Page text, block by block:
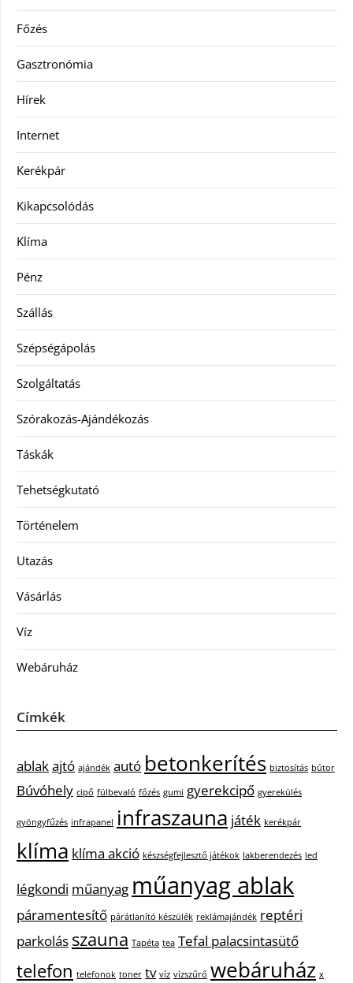
Főzés
Gasztronómia
Hírek
Internet
Kerékpár
Kikapcsolódás
Klíma
Pénz
Szállás
Szépségápolás
Szolgáltatás
Szórakozás-Ajándékozás
Táskák
Tehetségkutató
Történelem
Utazás
Vásárlás
Víz
Webáruház
Címkék
ablakajtó ajándék autó betonkerítés biztosítás bútor
Búvóhely cipő fülbevaló főzés gumi gyerekcipő gyerekülés
gyöngyfűzés infrapanel infraszauna játék kerékpár
klíma klíma akció készségfejlesztő játékok lakberendezés led
légkondi műanyag műanyag ablak
páramentesítő párátlanító készülék reklámajándék reptéri
parkolás szauna Tapéta tea Tefal palacsintasütő
telefon telefonok toner tv víz vízszűrő webáruház x